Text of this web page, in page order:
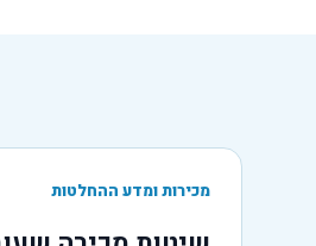
מכירות ומדע ההחלטות